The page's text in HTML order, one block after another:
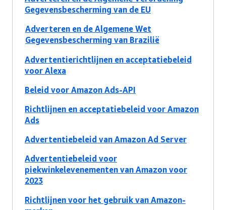
Gegevensbescherming van de EU
Adverteren en de Algemene Wet
Gegevensbescherming van Brazilië
Advertentierichtlijnen en acceptatiebeleid
voor Alexa
Beleid voor Amazon Ads-API
Richtlijnen en acceptatiebeleid voor Amazon
Ads
Advertentiebeleid van Amazon Ad Server
Advertentiebeleid voor
piekwinkelevenementen van Amazon voor
2023
Richtlijnen voor het gebruik van Amazon-